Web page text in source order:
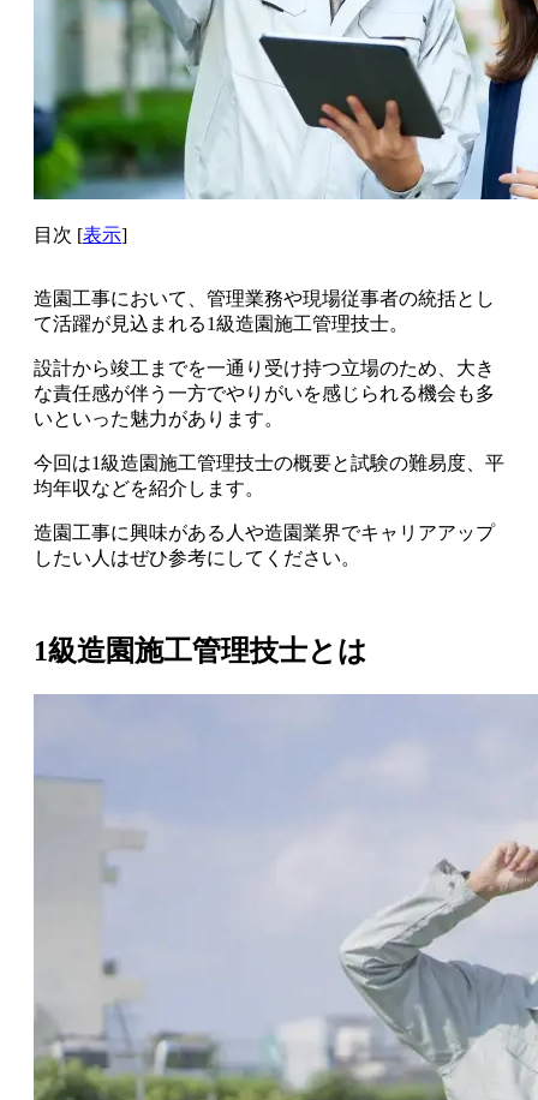
目次 [表示]
造園工事において、 管理業務や現場従事者の統括とし
て活躍が見込まれる1級造園施工管理技士。
設計から竣工までを一通り受け持つ立場のため、 大き
な責任感が伴う一方でやりがいを感じられる機会も多
いといった魅力があります。
今回は1級造園施工管理技士の概要と試験の難易度、平
均年収などを紹介 します。
造園工事に興味がある人や造園業界でキャリアアップ
したい人はぜひ参考にしてください。
1級造園施工管理技士とは